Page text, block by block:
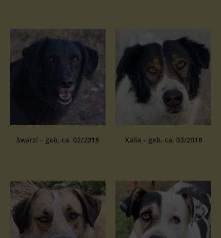
Swarzi – geb. ca. 02/2018 Xalia – geb. ca. 03/2018